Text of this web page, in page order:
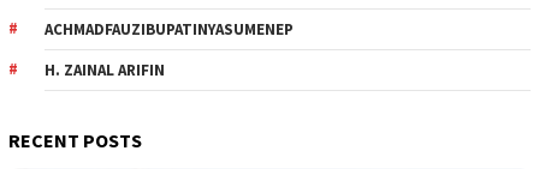
ACHMADFAUZIBUPATINYASUMENEP
H. ZAINAL ARIFIN
RECENT POSTS